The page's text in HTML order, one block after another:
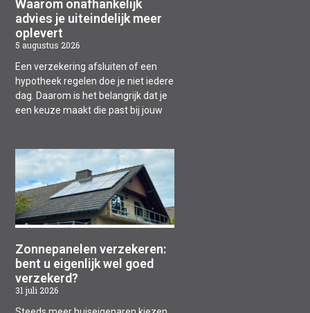
Waarom onafhankelijk
advies je uiteindelijk meer
oplevert
5 augustus 2026
Een verzekering afsluiten of een
hypotheek regelen doe je niet iedere
dag. Daarom is het belangrijk dat je
een keuze maakt die past bij jouw
Zonnepanelen verzekeren:
bent u eigenlijk wel goed
verzekerd?
31 juli 2026